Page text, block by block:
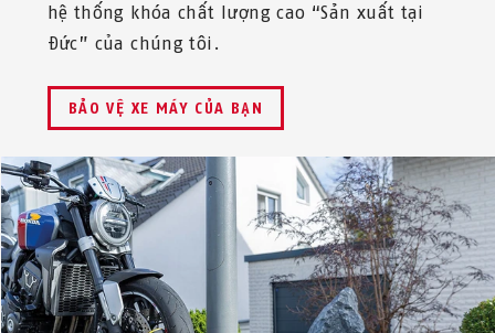
hệ thống khóa chất lượng cao “Sản xuất tại
Đức” của chúng tôi.
BẢO VỆ XE MÁY CỦA BẠN